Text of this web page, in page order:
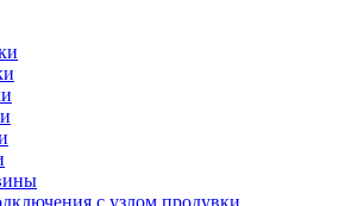
с узлом продувки